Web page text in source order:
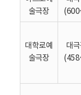
술극장
(600
대학로예
술극장
대
(458